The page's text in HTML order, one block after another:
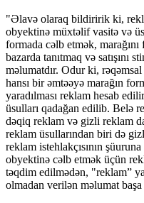
"Əlavə olaraq bildiririk ki,
obyektinə müxtəlif vasitə və
formada cəlb etmək,
bazarda tanıtmaq və satışını
məlumatdır. Odur ki,
hansı bir əmtəəyə marağın
yaradılması reklam hesab
üsulları qadağan edilib. Belə
dəqiq reklam və gizli reklam
reklam üsullarından biri də
reklam istehlakçısının
obyektinə cəlb etmək üçün
təqdim edilmədən, "reklam”
olmadan verilən məlumat